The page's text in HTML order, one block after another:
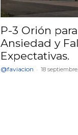
P-3 Orión
Ansiedad y
Expectativas.
@faviacion - 18